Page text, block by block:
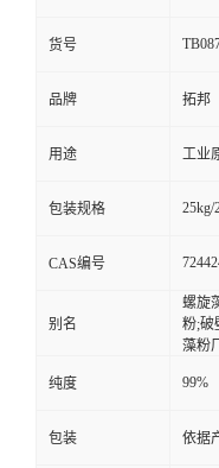
货号
品牌 拓邦
用途 工业
包装规格 25kg/
CAS编号
别名
螺旋
粉;破
藻粉
纯度 99%
包装 依据